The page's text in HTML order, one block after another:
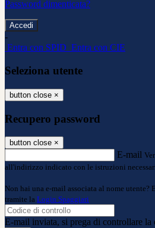
Password dimenticata?
-
Entra con SPID Entra con CIE
Seleziona utente
button close ×
Recupero password
button close ×
E-mail
all'indirizzo indicato con le istruzioni
Non hai una e-mail associata al nome utente?
tramite la Login Spaggiari
E-mail inviata, si prega di controllare la